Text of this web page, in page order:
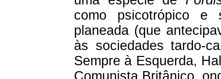
como psicotrópico e
planeada (que
às sociedades tardo-
Sempre à Esquerda,
Comunista Britânico,